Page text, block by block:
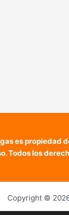
es propiedad
Todos los
Copyright ©